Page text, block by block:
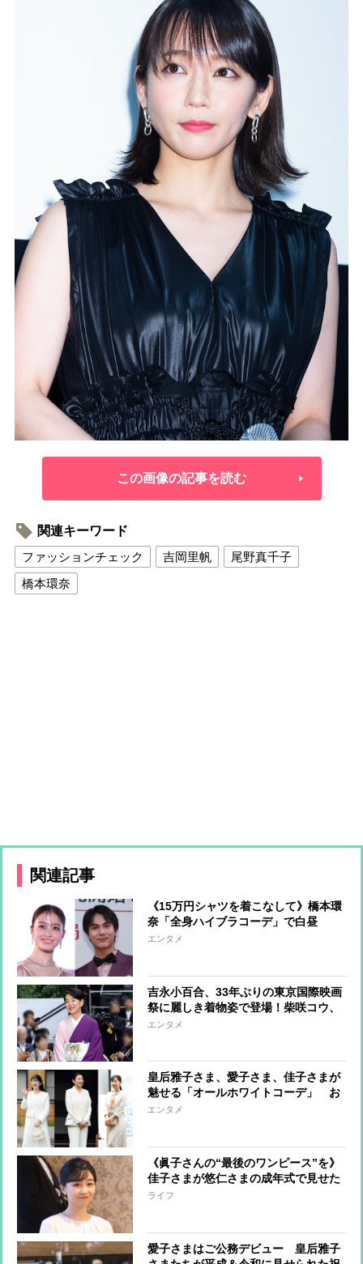
この画像の記事を読む
関連キーワード
ファッションチェック
吉岡里帆
尾野真千子
橋本環奈
関連記事
《15万円シャツを着こなして》橋本環
奈「全身ハイブラコーデ」で白昼
堂々、圧巻のデート
エンタメ
吉永小百合、33年ぶりの東京国際映画
祭に麗しき着物姿で登場！柴咲コウ、
満島ひかり、川口春奈らはハートポー
エンタメ
皇后雅子さま、愛子さま、佳子さまが
魅せる「オールホワイトコーデ」 お
しゃれに着こなすコツに注目
エンタメ
《眞子さんの“最後のワンピース”を》
佳子さまが悠仁さまの成年式で見せた
「お姉さまとともに」の思い
ライフ
愛子さまはご公務デビュー 皇后雅子